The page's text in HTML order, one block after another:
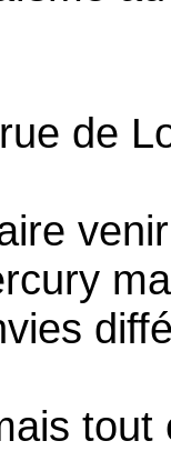
de